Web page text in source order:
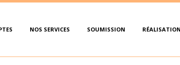
NOS SERVICES SOUMISSION